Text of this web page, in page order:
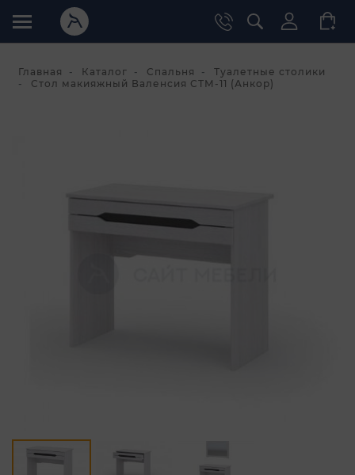
Главная Каталог Спальня
Туалетные столики
Стол макияжный Валенсия СТМ-11 (Анкор)